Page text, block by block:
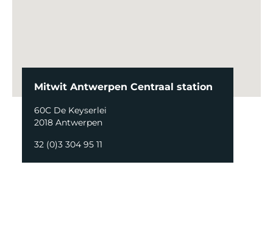
Mitwit Antwerpen Centraal station
60C De Keyserlei
2018 Antwerpen
32 (0)3 304 95 11